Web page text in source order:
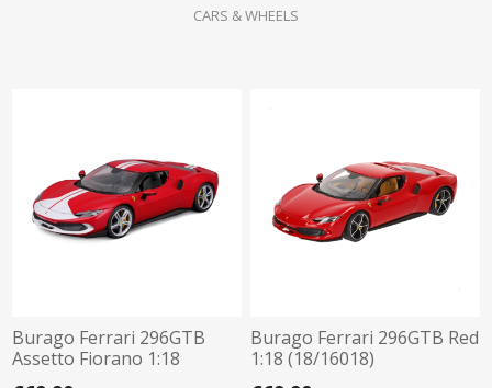
CARS & WHEELS
Burago Ferrari 296GTB
Assetto Fiorano 1:18
Burago Ferrari 296GTB Red
1:18 (18/16018)